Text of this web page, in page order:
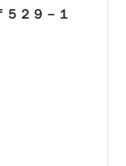
２９－１